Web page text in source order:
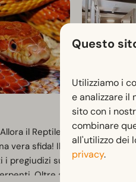
essere
spettacolo
di scimmie
il Reptile
vera sfida! Il
pregiudizi sui
Oltre a
Impianti
I nostri
docce,
lavaggio dei
Questo
Utilizziamo i
e analizzare il
sito con i
combinare
all'utilizzo dei
privacy.